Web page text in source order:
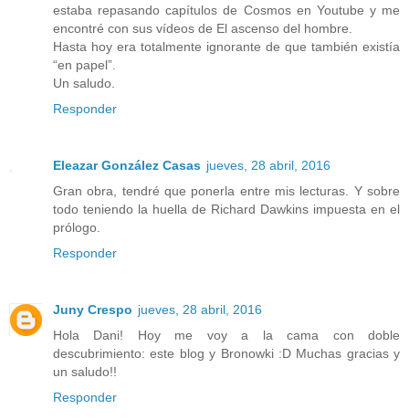
estaba repasando capítulos de Cosmos en Youtube y me
encontré con sus vídeos de El ascenso del hombre.
Hasta hoy era totalmente ignorante de que también existía
“en papel”.
Un saludo.
Responder
Eleazar González Casas jueves, 28 abril, 2016
Gran obra, tendré que ponerla entre mis lecturas. Y sobre
todo teniendo la huella de Richard Dawkins impuesta en el
prólogo.
Responder
Juny Crespo jueves, 28 abril, 2016
Hola Dani! Hoy me voy a la cama con doble
descubrimiento: este blog y Bronowki :D Muchas gracias y
un saludo!!
Responder